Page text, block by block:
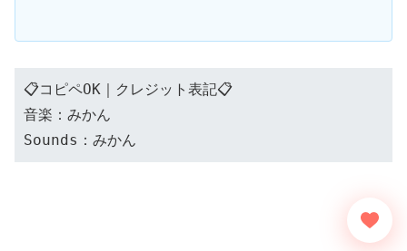
📋コピペOK｜クレジット表記📋
音楽：みかん
Sounds：みかん